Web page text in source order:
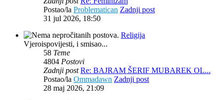
Postao/la Problematican Zadnji post
31 jul 2026, 18:50
Religija
Vjeroispovijesti, i smisao...
58 Teme
4804 Postovi
Zadnji post Re: BAJRAM ŠERIF MUBAREK OL...
Postao/la Ommadawn Zadnji post
28 maj 2026, 21:09